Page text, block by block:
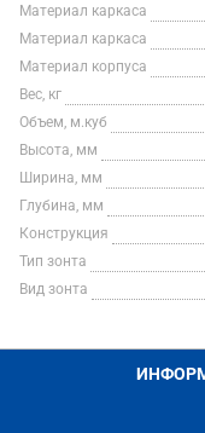
Материал каркаса
Материал каркаса
Материал корпуса
Вес, кг
Объем, м.куб
Высота, мм
Ширина, мм
Глубина, мм
Конструкция
Тип зонта
Вид зонта